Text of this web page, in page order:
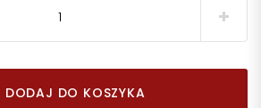
DODAJ DO KOSZYKA